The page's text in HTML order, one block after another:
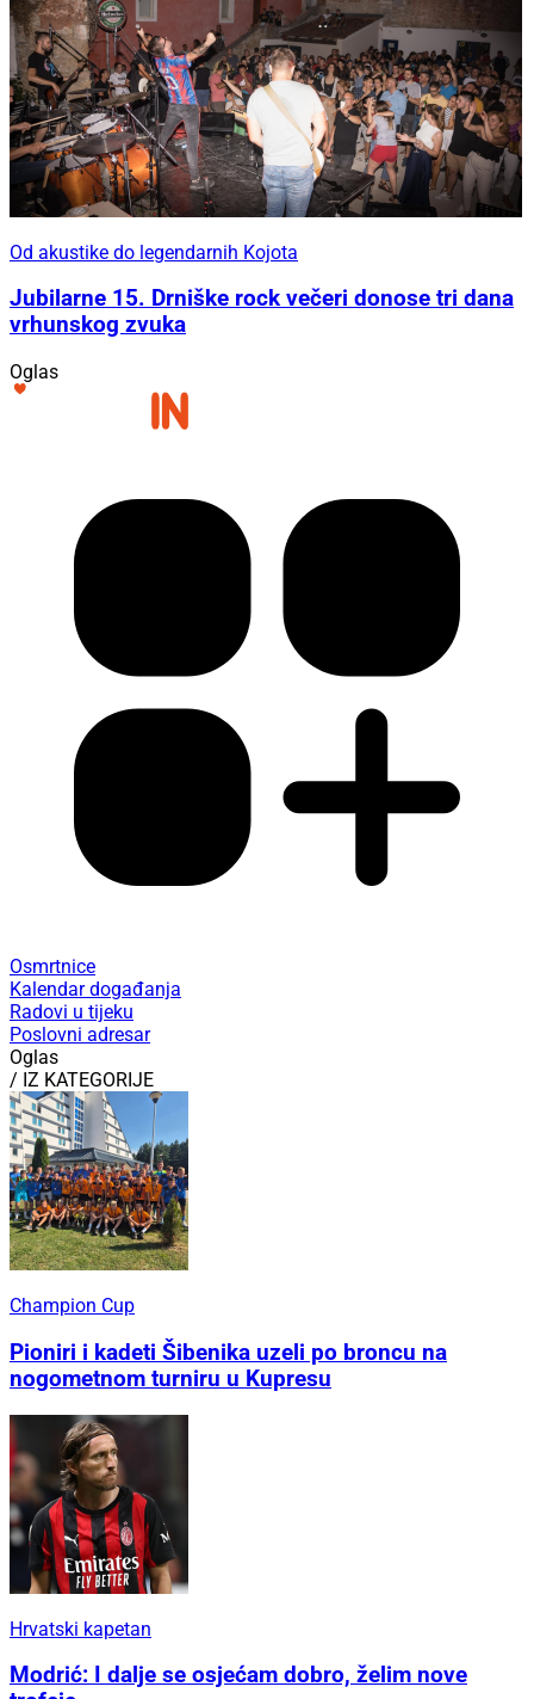
Od akustike do legendarnih Kojota
Jubilarne 15. Drniške rock večeri donose tri dana
vrhunskog zvuka
Oglas
Osmrtnice
Kalendar događanja
Radovi u tijeku
Poslovni adresar
Oglas
/ IZ KATEGORIJE
Champion Cup
Pioniri i kadeti Šibenika uzeli po broncu na
nogometnom turniru u Kupresu
Hrvatski kapetan
Modrić: I dalje se osjećam dobro, želim nove